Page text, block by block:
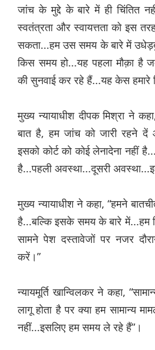
जांच के मुद्दे के बारे में ही चिंतित
स्वतंत्रता और स्वायत्तता को इस
सकता...हम उस समय के बारे में
किस समय हो...यह पहला मौक़ा है
की सुनवाई कर रहे हैं...यह केस हमारे
मुख्य न्यायाधीश दीपक मिश्रा ने
बात है, हम जांच को जारी रहने दें
इसको कोर्ट को कोई लेनादेना नहीं
है...पहली अवस्था...दूसरी
मुख्य न्यायाधीश ने कहा, “हमने
है...बल्कि इसके समय के बारे में...हम
सामने पेश दस्तावेजों पर नजर
करें।”
न्यायमूर्ति खान्विलकर ने कहा,
लागू होता है पर क्या हम सामान्य
नहीं...इसलिए हम समय ले रहे हैं”।